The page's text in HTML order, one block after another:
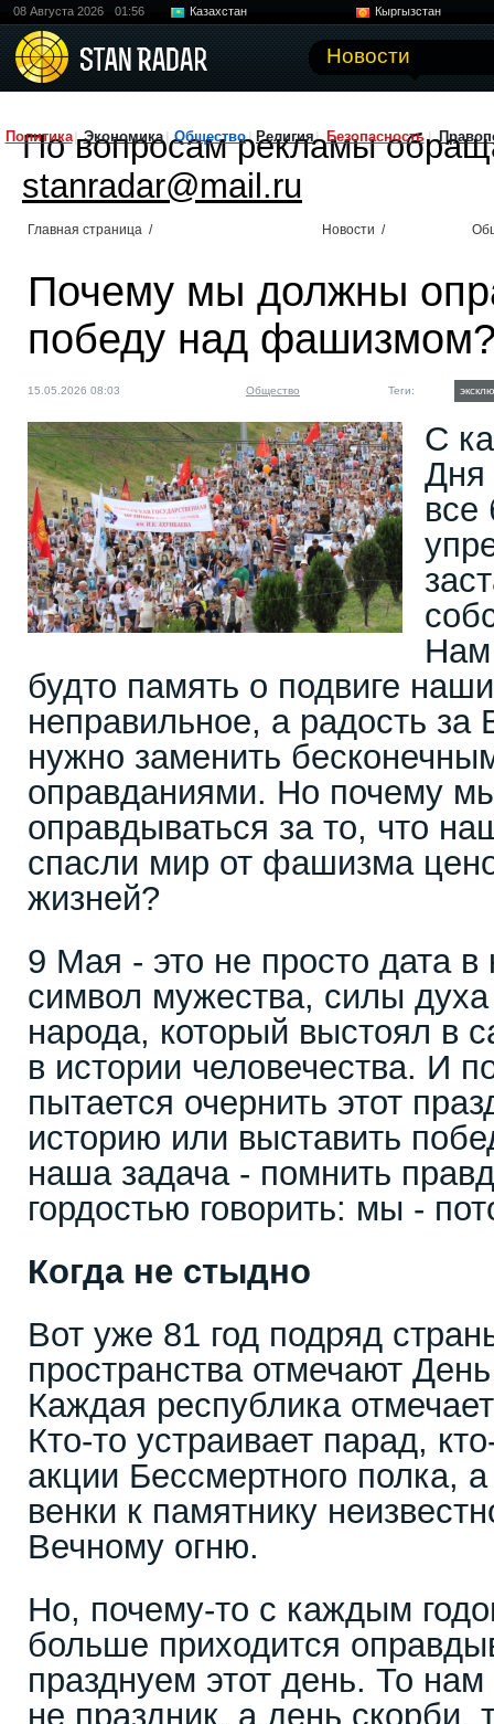
08 Августа 2026 01:56 Казахстан
Кыргызстан
Новости
Политика Экономика Общество Религия Безопасность
По вопросам рекламы
stanradar@mail.ru
Главная страница / Новости /
Почему мы должны
победу над
15.05.2026 08:03 Общество Теги:
С
Дня
все
будто память о подвиге
неправильное, а радость
нужно заменить
оправданиями. Но почему
оправдываться за то, что
спасли мир от фашизма
жизней?
9 Мая - это не просто дата
символ мужества, силы
народа, который выстоял в
в истории человечества. И
пытается очернить этот
историю или выставить
наша задача - помнить
гордостью говорить: мы -
Когда не стыдно
Вот уже 81 год подряд
пространства отмечают
Каждая республика
Кто-то устраивает парад,
акции Бессмертного полка, а
венки к памятнику
Вечному огню.
Но, почему-то с каждым
больше приходится
празднуем этот день. То
не праздник, а день скорби,